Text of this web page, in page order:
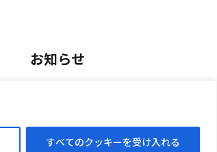
すべてのクッキーを受け入れる
お知らせ